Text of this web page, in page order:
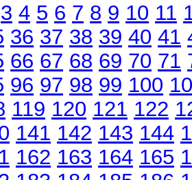
3 4 5 6 7 8 9 10 11
36 37 38 39 40 41
66 67 68 69 70 71
96 97 98 99 100
119 120 121 122
141 142 143 144
162 163 164 165